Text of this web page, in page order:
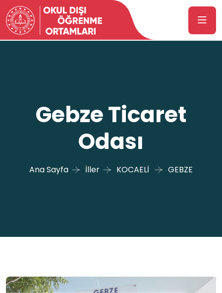
Gebze Ticaret
Odası
Ana Sayfa İller KOCAELİ GEBZE